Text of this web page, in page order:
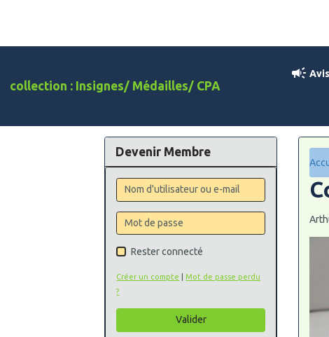
collection : Insignes/ Médailles/ CPA
Devenir Membre
Rester connecté
Créer un compte
Mot de passe perdu
?
Valider